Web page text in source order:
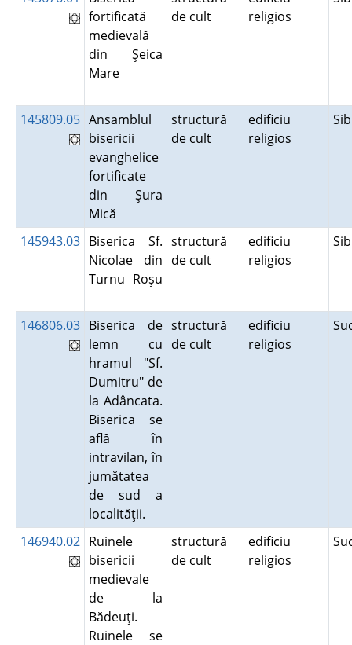
fortificată
medievală
din Şeica
Mare
de cult
religios
145809.05 Ansamblul
bisericii
evanghelice
fortificate
din Şura
Mică
structură
de cult
edificiu
religios
145943.03 Biserica Sf.
Nicolae din
Turnu Roşu
structură
de cult
edificiu
religios
146806.03 Biserica de
lemn cu
hramul "Sf.
Dumitru" de
la Adâncata.
Biserica se
află în
intravilan, în
jumătatea
de sud a
localităţii.
structură
de cult
edificiu
religios
146940.02 Ruinele
bisericii
medievale
de la
Bădeuţi.
Ruinele se
structură
de cult
edificiu
religios